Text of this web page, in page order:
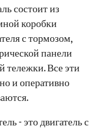
состоит из
коробки
с тормозом,
панели
тележки. Все эти
и оперативно
- это двигатель с